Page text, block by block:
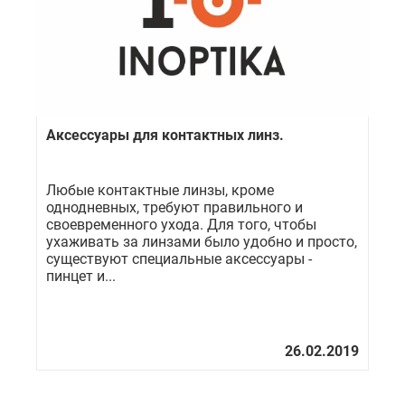
Аксессуары для контактных линз.
Любые контактные линзы, кроме
однодневных, требуют правильного и
своевременного ухода. Для того, чтобы
ухаживать за линзами было удобно и просто,
существуют специальные аксессуары -
пинцет и...